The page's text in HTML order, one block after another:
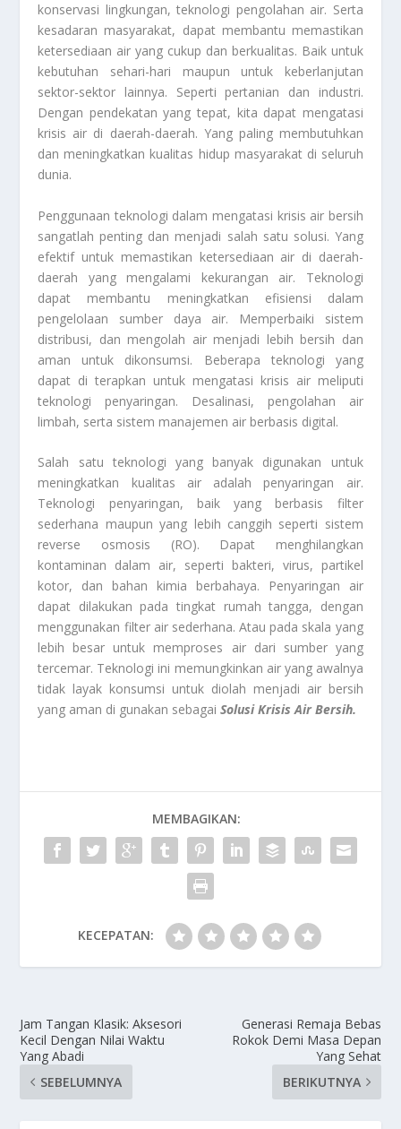
konservasi lingkungan, teknologi pengolahan air. Serta
kesadaran masyarakat, dapat membantu memastikan
ketersediaan air yang cukup dan berkualitas. Baik untuk
kebutuhan sehari-hari maupun untuk keberlanjutan
sektor-sektor lainnya. Seperti pertanian dan industri.
Dengan pendekatan yang tepat, kita dapat mengatasi
krisis air di daerah-daerah. Yang paling membutuhkan
dan meningkatkan kualitas hidup masyarakat di seluruh
dunia.
Penggunaan teknologi dalam mengatasi krisis air bersih
sangatlah penting dan menjadi salah satu solusi. Yang
efektif untuk memastikan ketersediaan air di daerah-
daerah yang mengalami kekurangan air. Teknologi
dapat membantu meningkatkan efisiensi dalam
pengelolaan sumber daya air. Memperbaiki sistem
distribusi, dan mengolah air menjadi lebih bersih dan
aman untuk dikonsumsi. Beberapa teknologi yang
dapat di terapkan untuk mengatasi krisis air meliputi
teknologi penyaringan. Desalinasi, pengolahan air
limbah, serta sistem manajemen air berbasis digital.
Salah satu teknologi yang banyak digunakan untuk
meningkatkan kualitas air adalah penyaringan air.
Teknologi penyaringan, baik yang berbasis filter
sederhana maupun yang lebih canggih seperti sistem
reverse osmosis (RO). Dapat menghilangkan
kontaminan dalam air, seperti bakteri, virus, partikel
kotor, dan bahan kimia berbahaya. Penyaringan air
dapat dilakukan pada tingkat rumah tangga, dengan
menggunakan filter air sederhana. Atau pada skala yang
lebih besar untuk memproses air dari sumber yang
tercemar. Teknologi ini memungkinkan air yang awalnya
tidak layak konsumsi untuk diolah menjadi air bersih
yang aman di gunakan sebagaiSolusi Krisis Air Bersih.
MEMBAGIKAN:
KECEPATAN:
Jam Tangan Klasik: Aksesori
Kecil Dengan Nilai Waktu
Yang Abadi
SEBELUMNYA
Generasi Remaja Bebas
Rokok Demi Masa Depan
Yang Sehat
BERIKUTNYA